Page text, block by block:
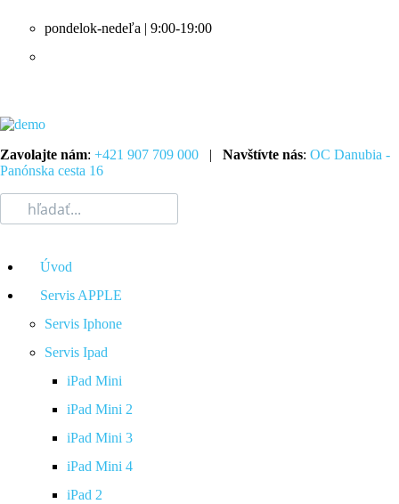
pondelok-nedeľa | 9:00-19:00
Zavolajte nám: +421 907 709 000 | Navštívte nás: OC Danubia -
Panónska cesta 16
Úvod
Servis APPLE
Servis Iphone
Servis Ipad
iPad Mini
iPad Mini 2
iPad Mini 3
iPad Mini 4
iPad 2